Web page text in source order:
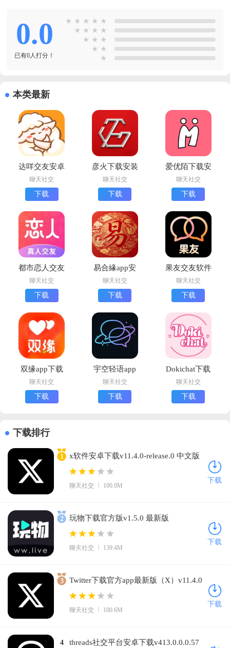
0.0
已有0人打分！
★ ★ ★ ★ ★
★ ★ ★ ★
★ ★ ★
★ ★
★
本类最新
达咩交友安卓
版下载
聊天社交
下载
彦火下载安装
最新版
聊天社交
下载
爱优陌下载安
卓版
聊天社交
下载
都市恋人交友
最新版下载
聊天社交
下载
易合緣app安
卓版下载
聊天社交
下载
果友交友软件
免费版下载
聊天社交
下载
双缘app下载
安装安卓版
聊天社交
下载
宇空轻语app
安卓版下载
聊天社交
下载
Dokichat下载
中文版
聊天社交
下载
下载排行
1 x软件安卓下载v11.4.0-release.0 中文版
聊天社交 100.0M
下载
2 玩物下载官方版v1.5.0 最新版
聊天社交 139.4M
下载
3
Twitter下载官方app最新版（X）v11.4.0
手机版
聊天社交 100.6M
下载
4
threads社交平台安卓下载v413.0.0.0.57